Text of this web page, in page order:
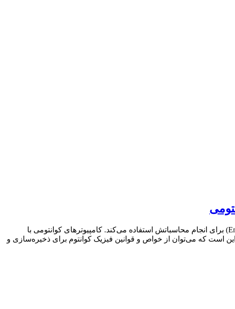
رایانهٔ کوانتومی ماشینی است که از پدیده‌ها و قوانین مکانیک کوانتوم مانند برهم نهی (Superposition) و درهم تنیدگی (Entanglement) برای انجام محاسباتش استفاده می‌کند. کامپیوترهای کوانتومی با
است که می‌توان از خواص و قوانین فیزیک کوانتوم برای ذخیره‌سازی و